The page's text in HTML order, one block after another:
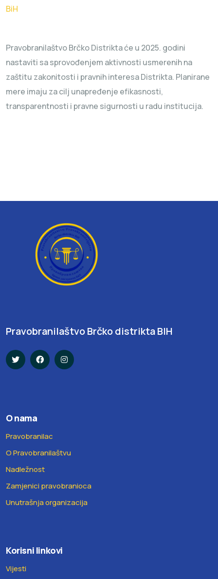
BiH
Pravobranilaštvo Brčko Distrikta će u 2025. godini
nastaviti sa sprovođenjem aktivnosti usmerenih na
zaštitu zakonitosti i pravnih interesa Distrikta. Planirane
mere imaju za cilj unapređenje efikasnosti,
transparentnosti i pravne sigurnosti u radu institucija.
Pravobranilaštvo Brčko distrikta BIH
O nama
Pravobranilac
O Pravobranilaštvu
Nadležnost
Zamjenici pravobranioca
Unutrašnja organizacija
Korisni linkovi
Vijesti